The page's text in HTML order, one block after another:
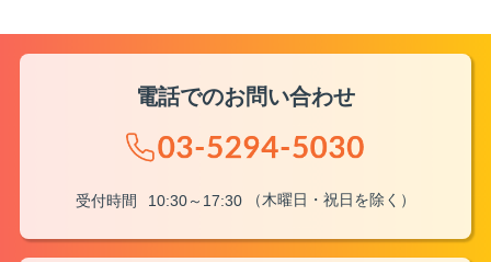
電話でのお問い合わせ
受付時間 10:30～17:30 （木曜日・祝日を除く）